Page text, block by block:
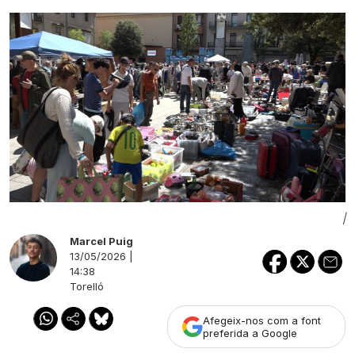
|
Marcel Puig
13/05/2026 |
14:38
Torelló
Afegeix-nos com a font
preferida a Google